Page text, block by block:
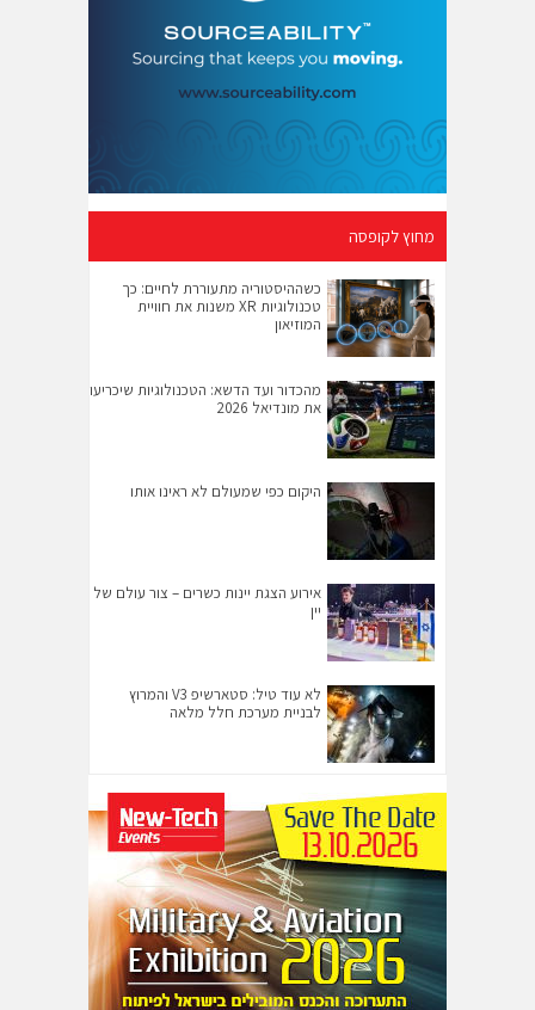
מחוץ לקופסה
כשההיסטוריה מתעוררת לחיים: כך
טכנולוגיות XR משנות את חוויית
המוזיאון
מהכדור ועד הדשא: הטכנולוגיות שיכריעו
את מונדיאל 2026
היקום כפי שמעולם לא ראינו אותו
אירוע הצגת יינות כשרים – צור עולם של
יין
לא עוד טיל: סטארשיפ V3 והמרוץ
לבניית מערכת חלל מלאה